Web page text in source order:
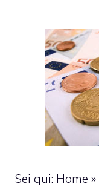
Sei qui: Home »